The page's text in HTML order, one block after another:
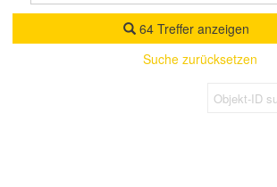
64 Treffer anzeigen
Suche zurücksetzen